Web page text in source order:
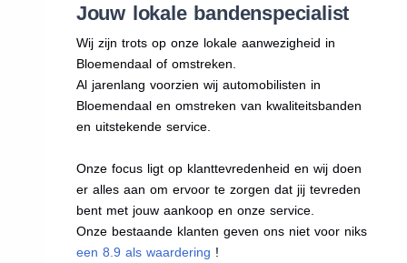
Jouw lokale bandenspecialist
Wij zijn trots op onze lokale aanwezigheid in
Bloemendaal of omstreken.
Al jarenlang voorzien wij automobilisten in
Bloemendaal en omstreken van kwaliteitsbanden
en uitstekende service.
Onze focus ligt op klanttevredenheid en wij doen
er alles aan om ervoor te zorgen dat jij tevreden
bent met jouw aankoop en onze service.
Onze bestaande klanten geven ons niet voor niks
een 8.9 als waardering !